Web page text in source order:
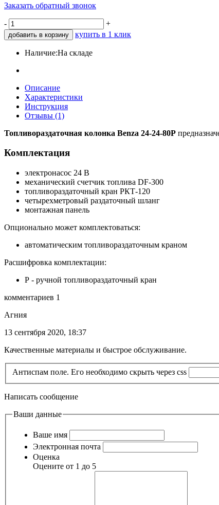
Заказать обратный звонок
- +
добавить в корзину купить в 1 клик
Наличие:На складе
Описание
Характеристики
Инструкция
Отзывы (1)
Топливораздаточная колонка Benza 24-24-80Р
Комплектация
электронасос 24 В
механический счетчик топлива DF-300
топливораздаточный кран РКТ-120
четырехметровый раздаточный шланг
монтажная панель
Опционально может комплектоваться:
автоматическим топливораздаточным краном
Расшифровка комплектации:
Р - ручной топливораздаточный кран
комментариев 1
Агния
13 сентября 2020, 18:37
Качественные материалы и быстрое обслуживание.
Антиспам поле. Его необходимо скрыть через css
Написать сообщение
Ваши данные
Ваше имя
Электронная почта
Оценка
Оцените от 1 до 5